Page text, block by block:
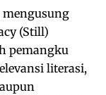
(Still)
pemangku
literasi,